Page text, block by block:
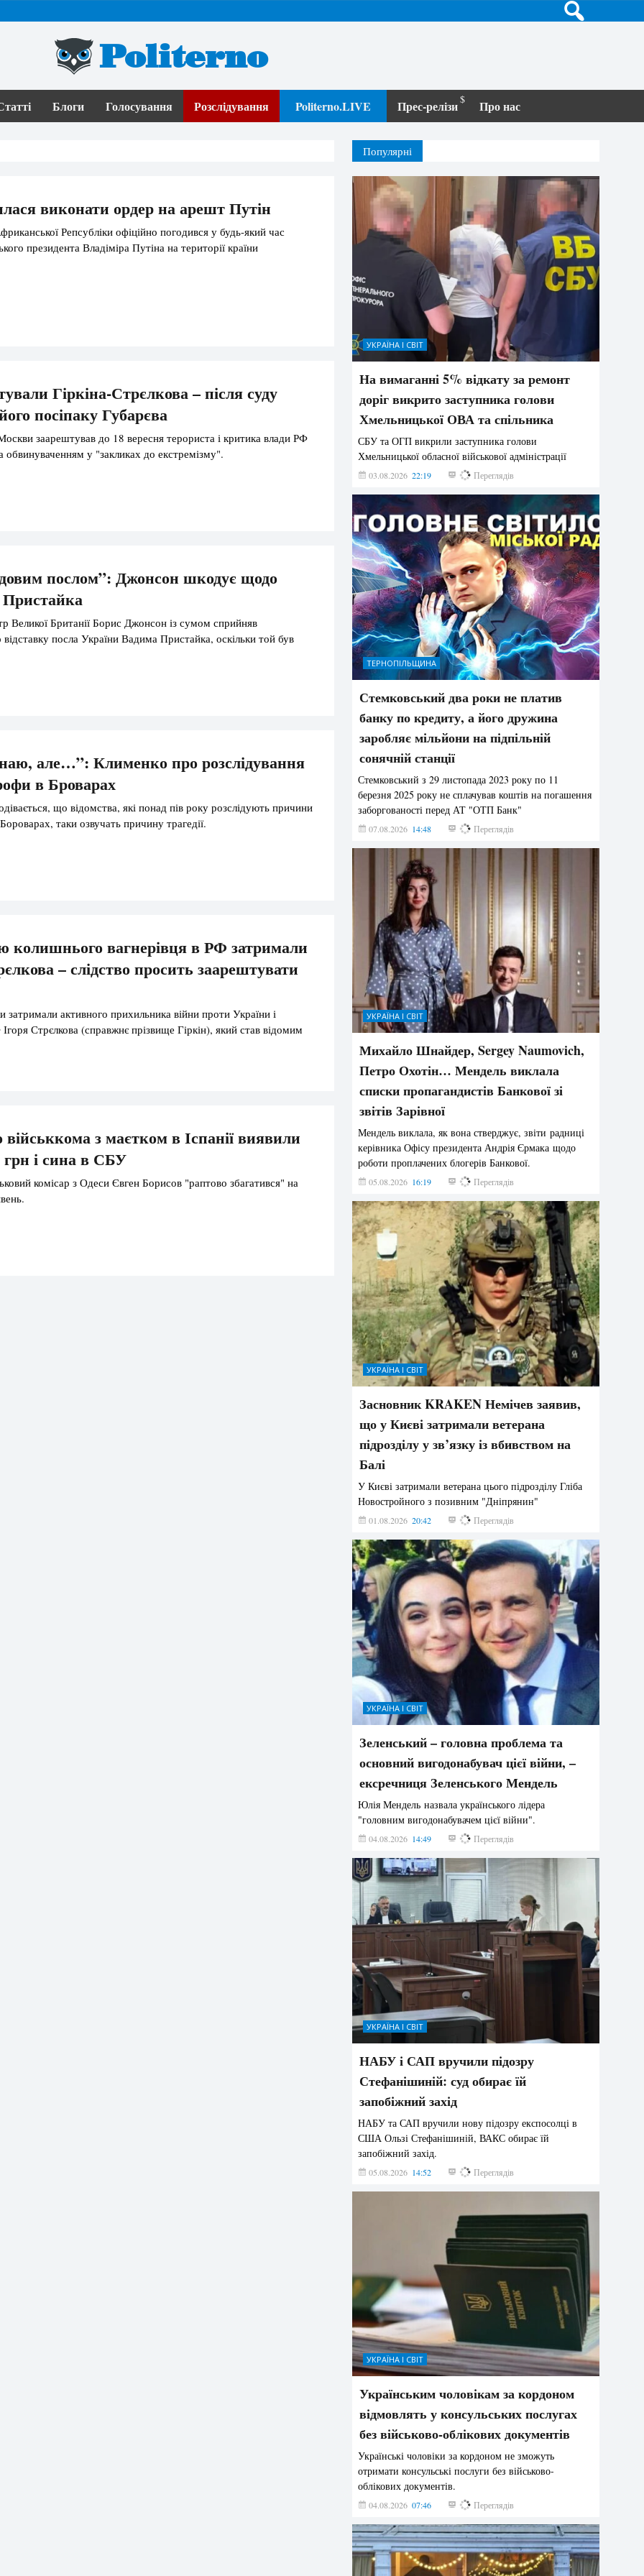
Politerno
Блоги Голосування Розслідування Politerno.LIVE Прес-релізи Про нас
виконати ордер на арешт Путін
Репсубліки офіційно погодився у будь-який час
президента Владіміра Путіна на території країни
Гіркіна-Стрєлкова – після суду
посіпаку Губарєва
заарештував до 18 вересня терориста і критика влади РФ
обвинуваченням у "закликах до екстремізму".
послом”: Джонсон шкодує щодо
Пристайка
Великої Британії Борис Джонсон із сумом сприйняв
посла України Вадима Пристайка, оскільки той був
але…”: Клименко про розслідування
в Броварах
що відомства, які понад пів року розслідують причини
таки озвучать причину трагедії.
колишнього вагнерівця в РФ затримали
– слідство просить заарештувати
затримали активного прихильника війни проти України і
Стрєлкова (справжнє прізвище Гіркін), який став відомим
військкома з маєтком в Іспанії виявили
і сина в СБУ
комісар з Одеси Євген Борисов "раптово збагатився" на
Популярні
УКРАЇНА І СВІТ
На вимаганні 5% відкату за ремонт
доріг викрито заступника голови
Хмельницької ОВА та спільника
СБУ та ОГП викрили заступника голови
Хмельницької обласної військової адміністрації
03.08.2026 22:19 879 Переглядів
ТЕРНОПІЛЬЩИНА
Стемковський два роки не платив
банку по кредиту, а його дружина
заробляє мільйони на підпільній
сонячній станції
Стемковський з 29 листопада 2023 року по 11
березня 2025 року не сплачував коштів на погашення
заборгованості перед АТ "ОТП Банк"
07.08.2026 14:48 376 Переглядів
УКРАЇНА І СВІТ
Михайло Шнайдер, Sergey Naumovich,
Петро Охотін… Мендель виклала
списки пропагандистів Банкової зі
звітів Зарівної
Мендель виклала, як вона стверджує, звіти радниці
керівника Офісу президента Андрія Єрмака щодо
роботи проплачених блогерів Банкової.
05.08.2026 16:19 239 Переглядів
УКРАЇНА І СВІТ
Засновник KRAKEN Немічев заявив,
що у Києві затримали ветерана
підрозділу у зв’язку із вбивством на
Балі
У Києві затримали ветерана цього підрозділу Гліба
Новостройного з позивним "Дніпрянин"
01.08.2026 20:42 202 Переглядів
УКРАЇНА І СВІТ
Зеленський – головна проблема та
основний вигодонабувач цієї війни, –
ексречниця Зеленського Мендель
Юлія Мендель назвала українського лідера
"головним вигодонабувачем цієї війни".
04.08.2026 14:49 164 Переглядів
УКРАЇНА І СВІТ
НАБУ і САП вручили підозру
Стефанішиній: суд обирає їй
запобіжний захід
НАБУ та САП вручили нову підозру експосолці в
США Ользі Стефанішиній, ВАКС обирає їй
запобіжний захід.
05.08.2026 14:52 163 Переглядів
УКРАЇНА І СВІТ
Українським чоловікам за кордоном
відмовлять у консульських послугах
без військово-облікових документів
Українські чоловіки за кордоном не зможуть
отримати консульські послуги без військово-
облікових документів.
04.08.2026 07:46 154 Переглядів